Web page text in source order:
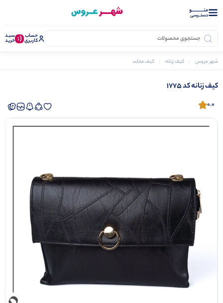
منــــــــــــو
دستــرسی
حساب
کاربری (: سبـد
خرید
شهر عروس کیف زنانه کیف مجلسی
کیف زنانه کد 1775
0.0